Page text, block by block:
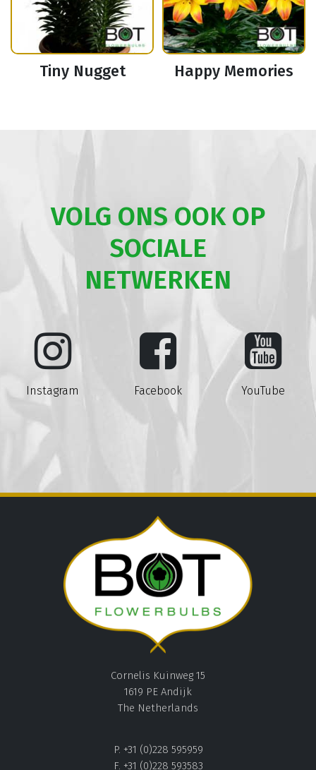
Tiny Nugget Happy Memories
VOLG ONS OOK OP
SOCIALE
NETWERKEN
Instagram Facebook YouTube
Cornelis Kuinweg 15
1619 PE Andijk
The Netherlands
P. +31 (0)228 595959
F. +31 (0)228 593583